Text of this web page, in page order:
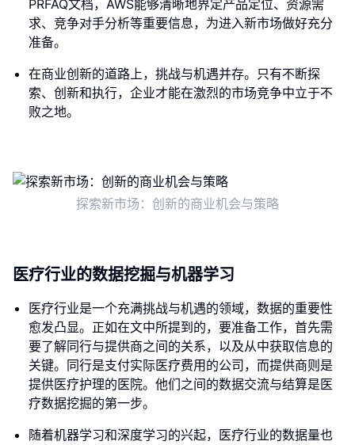
PRFAQ文档，AWS能够清晰地界定产品定位、资源需
求、竞争对手分析等重要信息，为进入新市场做好充分
准备。
在商业创新的道路上，挑战与机遇并存。只有不断探
索、创新和执行，企业才能在激烈的市场竞争中立于不
败之地。
探索新市场：创新的商业机会与策略
医疗行业的数据挖掘与机器学习
医疗行业是一个充满挑战与机遇的领域，数据的重要性
愈发凸显。正如在文中所提到的，要准备工作，首先需
要了解同行与提供商之间的关系，以及从中获取信息的
关键。同行是支付实际医疗费用的公司，而提供商则是
提供医疗护理的医院。他们之间的数据交流与结算是医
疗数据挖掘的第一步。
随着机器学习和深度学习的兴起，医疗行业的数据量也